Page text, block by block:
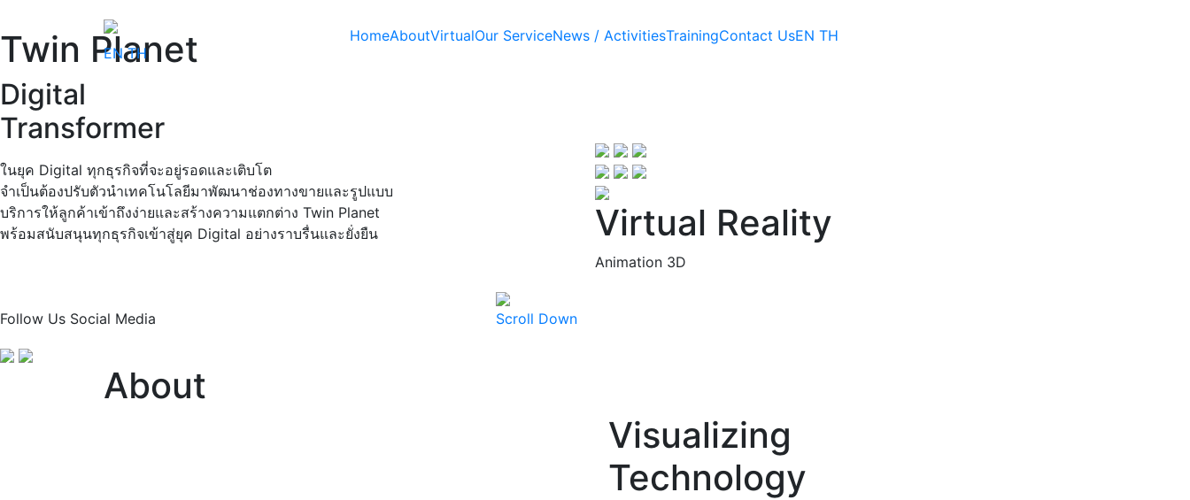
ENTH
HomeAboutVirtualOur ServiceNews / ActivitiesTrainingContact UsEN TH
Twin Planet
Digital
Transformer
ในยุค Digital ทุกธุรกิจที่จะอยู่รอดและเติบโต
จำเป็นต้องปรับตัวนำเทคโนโลยีมาพัฒนาช่องทางขายและรูปแบบ
บริการให้ลูกค้าเข้าถึงง่ายและสร้างความแตกต่าง Twin Planet
พร้อมสนับสนุนทุกธุรกิจเข้าสู่ยุค Digital อย่างราบรื่นและยั่งยืน
Virtual Reality
Animation 3D
Follow Us Social Media Scroll Down
About
Visualizing
Technology